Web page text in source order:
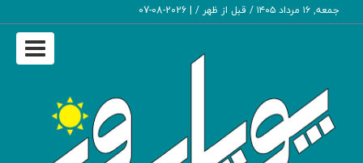
جمعه, ۱۶ مرداد ۱۴۰۵ / قبل از ظهر / |
2026-08-07
Toggle